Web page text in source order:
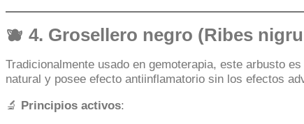
🫐 4. Grosellero negro (Ribes
Tradicionalmente usado en gemoterapia, este arbusto
natural y posee efecto antiinflamatorio sin los efectos
🔬 Principios activos: